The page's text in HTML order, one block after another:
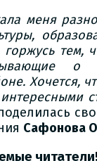
меня
горжусь
о
Хочется,
Сафонова
читатели!